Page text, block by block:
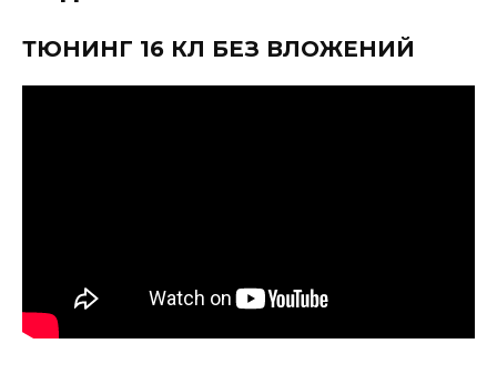
ТЮНИНГ 16 КЛ БЕЗ ВЛОЖЕНИЙ